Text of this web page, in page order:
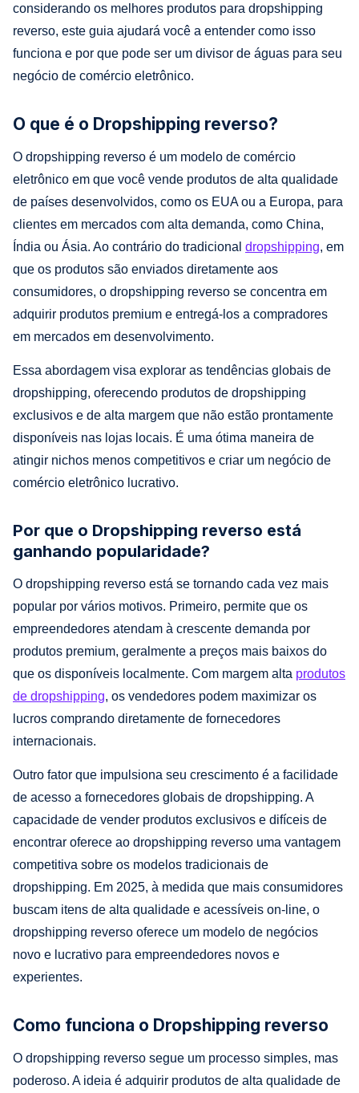
considerando os melhores produtos para dropshipping
reverso, este guia ajudará você a entender como isso
funciona e por que pode ser um divisor de águas para seu
negócio de comércio eletrônico.
O que é o Dropshipping reverso?
O dropshipping reverso é um modelo de comércio
eletrônico em que você vende produtos de alta qualidade
de países desenvolvidos, como os EUA ou a Europa, para
clientes em mercados com alta demanda, como China,
Índia ou Ásia. Ao contrário do tradicional dropshipping, em
que os produtos são enviados diretamente aos
consumidores, o dropshipping reverso se concentra em
adquirir produtos premium e entregá-los a compradores
em mercados em desenvolvimento.
Essa abordagem visa explorar as tendências globais de
dropshipping, oferecendo produtos de dropshipping
exclusivos e de alta margem que não estão prontamente
disponíveis nas lojas locais. É uma ótima maneira de
atingir nichos menos competitivos e criar um negócio de
comércio eletrônico lucrativo.
Por que o Dropshipping reverso está
ganhando popularidade?
O dropshipping reverso está se tornando cada vez mais
popular por vários motivos. Primeiro, permite que os
empreendedores atendam à crescente demanda por
produtos premium, geralmente a preços mais baixos do
que os disponíveis localmente. Com margem alta produtos
de dropshipping, os vendedores podem maximizar os
lucros comprando diretamente de fornecedores
internacionais.
Outro fator que impulsiona seu crescimento é a facilidade
de acesso a fornecedores globais de dropshipping. A
capacidade de vender produtos exclusivos e difíceis de
encontrar oferece ao dropshipping reverso uma vantagem
competitiva sobre os modelos tradicionais de
dropshipping. Em 2025, à medida que mais consumidores
buscam itens de alta qualidade e acessíveis on-line, o
dropshipping reverso oferece um modelo de negócios
novo e lucrativo para empreendedores novos e
experientes.
Como funciona o Dropshipping reverso
O dropshipping reverso segue um processo simples, mas
poderoso. A ideia é adquirir produtos de alta qualidade de